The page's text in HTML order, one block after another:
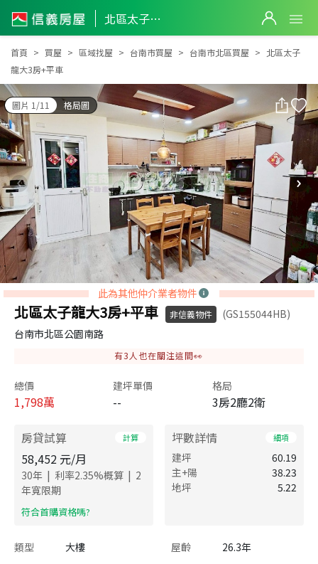
北區太子龍大3房+平車
北區太子龍大3房+平車
首頁 買屋 區域找屋 台南市買屋 台南市北區買屋
北區太子
龍大3房+平車
圖片 1/11 格局圖
此為其他仲介業者物件
北區太子龍大3房+平車 非信義物件
(GS155044HB)
台南市北區公園南路
有3 人也在關注這間👀
總價
1,798萬
建坪單價
--
格局
3房2廳2衛
房貸試算 計算
58,452 元/月
30年 | 利率2.35%概算 | 2
年寬限期
​符合首購資格嗎?
坪數詳情 細項
建坪
60.19
主+陽
38.23
地坪
5.22
類型 大樓 屋齡
26.3年